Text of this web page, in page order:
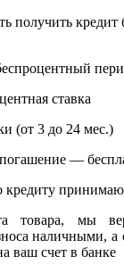
получить кредит
ставка
(от 3 до 24 мес.)
—
товара, мы
наличными, а
ваш счет в банке